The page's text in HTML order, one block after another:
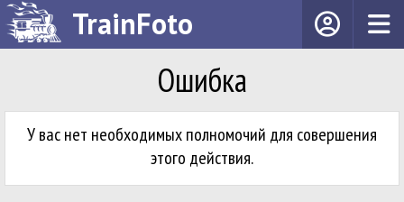
TrainFoto
Ошибка
У вас нет необходимых полномочий для совершения
этого действия.